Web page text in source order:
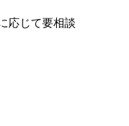
応じて要相談